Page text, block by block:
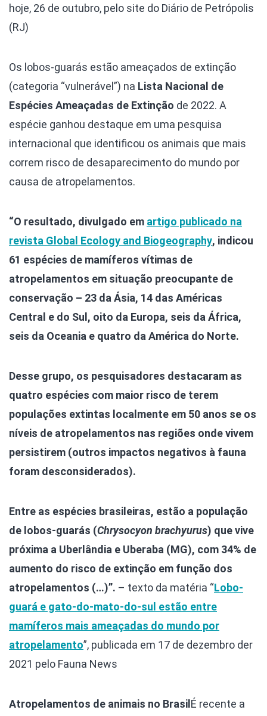
hoje, 26 de outubro, pelo site do Diário de Petrópolis
(RJ)
Os lobos-guarás estão ameaçados de extinção
(categoria “vulnerável”) na Lista Nacional de
Espécies Ameaçadas de Extinção de 2022. A
espécie ganhou destaque em uma pesquisa
internacional que identificou os animais que mais
correm risco de desaparecimento do mundo por
causa de atropelamentos.
“O resultado, divulgado em artigo publicado na
revista Global Ecology and Biogeography, indicou
61 espécies de mamíferos vítimas de
atropelamentos em situação preocupante de
conservação – 23 da Ásia, 14 das Américas
Central e do Sul, oito da Europa, seis da África,
seis da Oceania e quatro da América do Norte.
Desse grupo, os pesquisadores destacaram as
quatro espécies com maior risco de terem
populações extintas localmente em 50 anos se os
níveis de atropelamentos nas regiões onde vivem
persistirem (outros impactos negativos à fauna
foram desconsiderados).
Entre as espécies brasileiras, estão a população
de lobos-guarás (Chrysocyon brachyurus) que vive
próxima a Uberlândia e Uberaba (MG), com 34% de
aumento do risco de extinção em função dos
atropelamentos (…)”. – texto da matéria “Lobo-
guará e gato-do-mato-do-sul estão entre
mamíferos mais ameaçadas do mundo por
atropelamento”, publicada em 17 de dezembro der
2021 pelo Fauna News
Atropelamentos de animais no Brasil É recente a